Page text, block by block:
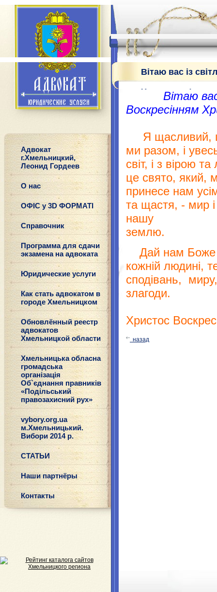
Адвокат
г.Хмельницкий,
Леонид Гордеев
О нас
ОФІС у 3D ФОРМАТІ
Справочник
Программа для сдачи
экзамена на адвоката
Юридические услуги
Как стать адвокатом в
городе Хмельницком
Обновлённый реестр
адвокатов
Хмельницкой области
Хмельницька обласна
громадська
організація
Об`єднання правників
«Подільський
правозахисний рух»
vybory.org.ua
м.Хмельницький.
Вибори 2014 р.
СТАТЬИ
Наши партнёры
Контакты
Вітаю вас із
Христовим!
Вітаю
Воскресінням
Я щасливий,
ми разом, і
світ, і з вірою
це свято, який,
принесе нам
та щастя, - мир
нашу
Дай нам Боже
кожній людині,
сподівань,
злагоди.
Христос
назад